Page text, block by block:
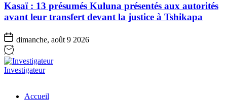
Kasaï : 13 présumés Kuluna présentés aux autorités
avant leur transfert devant la justice à Tshikapa
dimanche, août 9 2026
Investigateur
Accueil